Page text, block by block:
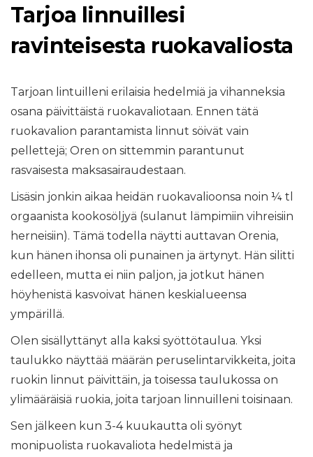
Tarjoa linnuillesi
ravinteisesta ruokavaliosta
Tarjoan lintuilleni erilaisia ​​hedelmiä ja vihanneksia
osana päivittäistä ruokavaliotaan. Ennen tätä
ruokavalion parantamista linnut söivät vain
pellettejä; Oren on sittemmin parantunut
rasvaisesta maksasairaudestaan.
Lisäsin jonkin aikaa heidän ruokavalioonsa noin ¼ tl
orgaanista kookosöljyä (sulanut lämpimiin vihreisiin
herneisiin). Tämä todella näytti auttavan Orenia,
kun hänen ihonsa oli punainen ja ärtynyt. Hän silitti
edelleen, mutta ei niin paljon, ja jotkut hänen
höyhenistä kasvoivat hänen keskialueensa
ympärillä.
Olen sisällyttänyt alla kaksi syöttötaulua. Yksi
taulukko näyttää määrän peruselintarvikkeita, joita
ruokin linnut päivittäin, ja toisessa taulukossa on
ylimääräisiä ruokia, joita tarjoan linnuilleni toisinaan.
Sen jälkeen kun 3-4 kuukautta oli syönyt
monipuolista ruokavaliota hedelmistä ja